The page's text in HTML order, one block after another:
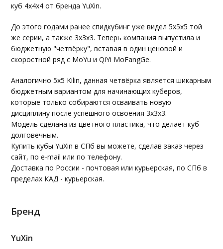
куб 4х4х4 от бренда YuXin.
До этого годами ранее спидкубинг уже видел 5х5х5 той
же серии, а также 3х3х3. Теперь компания выпустила и
бюджетную "четвёрку", вставая в один ценовой и
скоростной ряд с MoYu и QiYi MoFangGe.
Аналогично 5х5 Kilin, данная четвёрка является шикарным
бюджетным вариантом для начинающих куберов,
которые только собираются осваивать новую
дисциплину после успешного освоения 3х3х3.
Модель сделана из цветного пластика, что делает куб
долговечным.
Купить кубы YuXin в СПб вы можете, сделав заказ через
сайт, по e-mail или по телефону.
Доставка по России - почтовая или курьерская, по СПб в
пределах КАД - курьерская.
Бренд
YuXin